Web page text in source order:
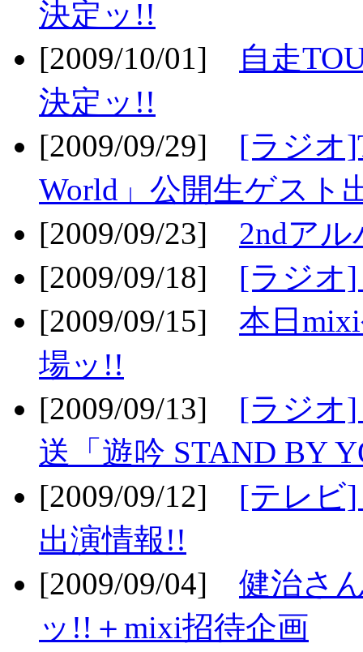
決定ッ!!
[2009/10/01]
自走
決定ッ!!
[2009/09/29] [ラジオ
World」公開生ゲスト
[2009/09/23] 2ndア
[2009/09/18] [ラジオ
[2009/09/15] 本日
場ッ!!
[2009/09/13] [ラジオ]
送「遊吟 STAND BY
[2009/09/12] [テレビ]
出演情報!!
[2009/09/04] 健治さ
ッ!!＋mixi招待企画